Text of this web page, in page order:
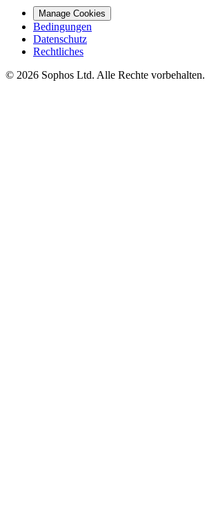
Manage Cookies
Bedingungen
Datenschutz
Rechtliches
© 2026 Sophos Ltd. Alle Rechte vorbehalten.